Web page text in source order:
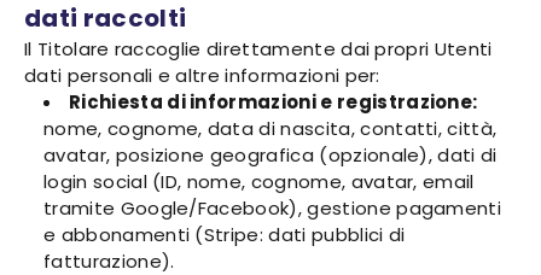
dati raccolti
Il Titolare raccoglie direttamente dai propri Utenti
dati personali e altre informazioni per:
Richiesta di informazioni e registrazione:
nome, cognome, data di nascita, contatti, città,
avatar, posizione geografica (opzionale), dati di
login social (ID, nome, cognome, avatar, email
tramite Google/Facebook), gestione pagamenti
e abbonamenti (Stripe: dati pubblici di
fatturazione).